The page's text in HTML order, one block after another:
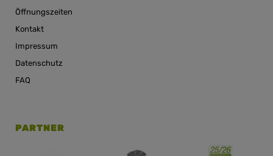
Öffnungszeiten
Kontakt
Impressum
Datenschutz
FAQ
PARTNER